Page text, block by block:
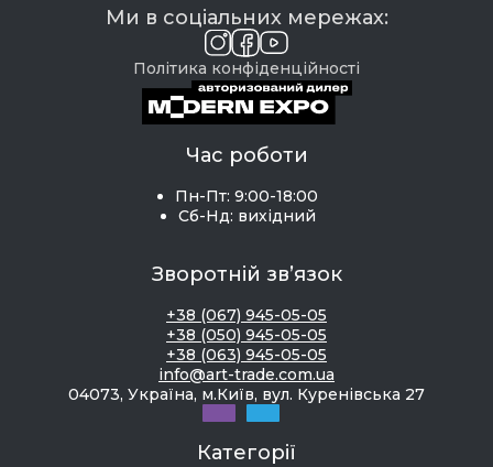
Ми в соціальних мережах:
Політика конфіденційності
Час роботи
Пн-Пт: 9:00-18:00
Сб-Нд: вихідний
Зворотній зв’язок
+38 (067) 945-05-05
+38 (050) 945-05-05
+38 (063) 945-05-05
info@art-trade.com.ua
04073, Україна, м.Київ, вул. Куренівська 27
Категорії